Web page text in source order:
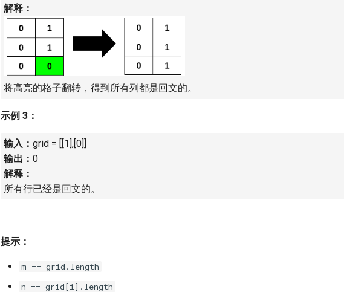
解释：
将高亮的格子翻转，得到所有列都是回文的。
示例 3：
输入： grid = [[1],[0]]
输出： 0
解释：
所有行已经是回文的。
提示：
m == grid.length
n == grid[i].length